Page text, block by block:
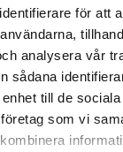
för att
analysera vår
sådana
till de
som vi